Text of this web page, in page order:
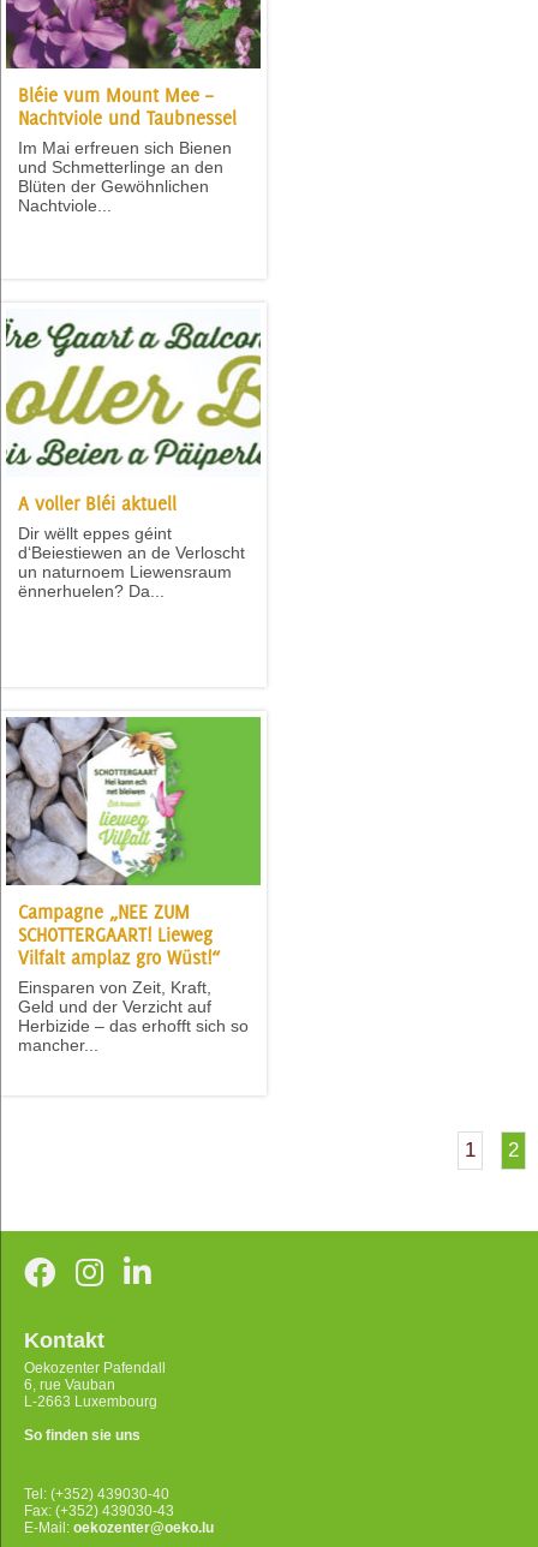
Bléie vum Mount Mee –
Nachtviole und Taubnessel
Im Mai erfreuen sich Bienen
und Schmetterlinge an den
Blüten der Gewöhnlichen
Nachtviole...
A voller Bléi aktuell
Dir wëllt eppes géint
d‘Beiestiewen an de Verloscht
un naturnoem Liewensraum
ënnerhuelen? Da...
Campagne „NEE ZUM
SCHOTTERGAART! Lieweg
Vilfalt amplaz gro Wüst!“
Einsparen von Zeit, Kraft,
Geld und der Verzicht auf
Herbizide – das erhofft sich so
mancher...
1 2
Kontakt
Oekozenter Pafendall
6, rue Vauban
L-2663 Luxembourg
So finden sie uns
Tel: (+352) 439030-40
Fax: (+352) 439030-43
E-Mail: oekozenter@oeko.lu